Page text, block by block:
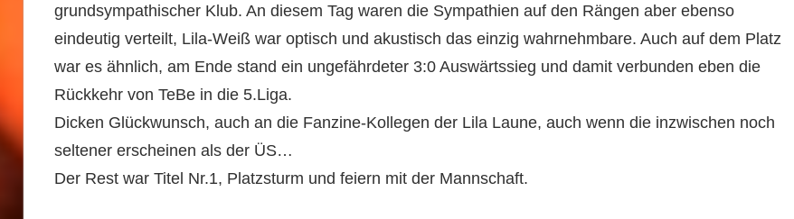
grundsympathischer Klub. An diesem Tag waren die Sympathien auf den Rängen aber ebenso
eindeutig verteilt, Lila-Weiß war optisch und akustisch das einzig wahrnehmbare. Auch auf dem Platz
war es ähnlich, am Ende stand ein ungefährdeter 3:0 Auswärtssieg und damit verbunden eben die
Rückkehr von TeBe in die 5.Liga.
Dicken Glückwunsch, auch an die Fanzine-Kollegen der Lila Laune, auch wenn die inzwischen noch
seltener erscheinen als der ÜS…
Der Rest war Titel Nr.1, Platzsturm und feiern mit der Mannschaft.